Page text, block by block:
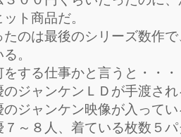
ト商品だ。
たのは最後のシリーズ数作
。
をする仕事かと言うと・・・
のジャンケンＬＤが手渡さ
のジャンケン映像が入って
７～８人、着ている枚数５